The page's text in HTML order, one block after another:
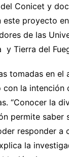
Conicet y
este proyecto
de las
y Tierra del
tomadas en el
con la
“Conocer la
permite saber
responder a
la